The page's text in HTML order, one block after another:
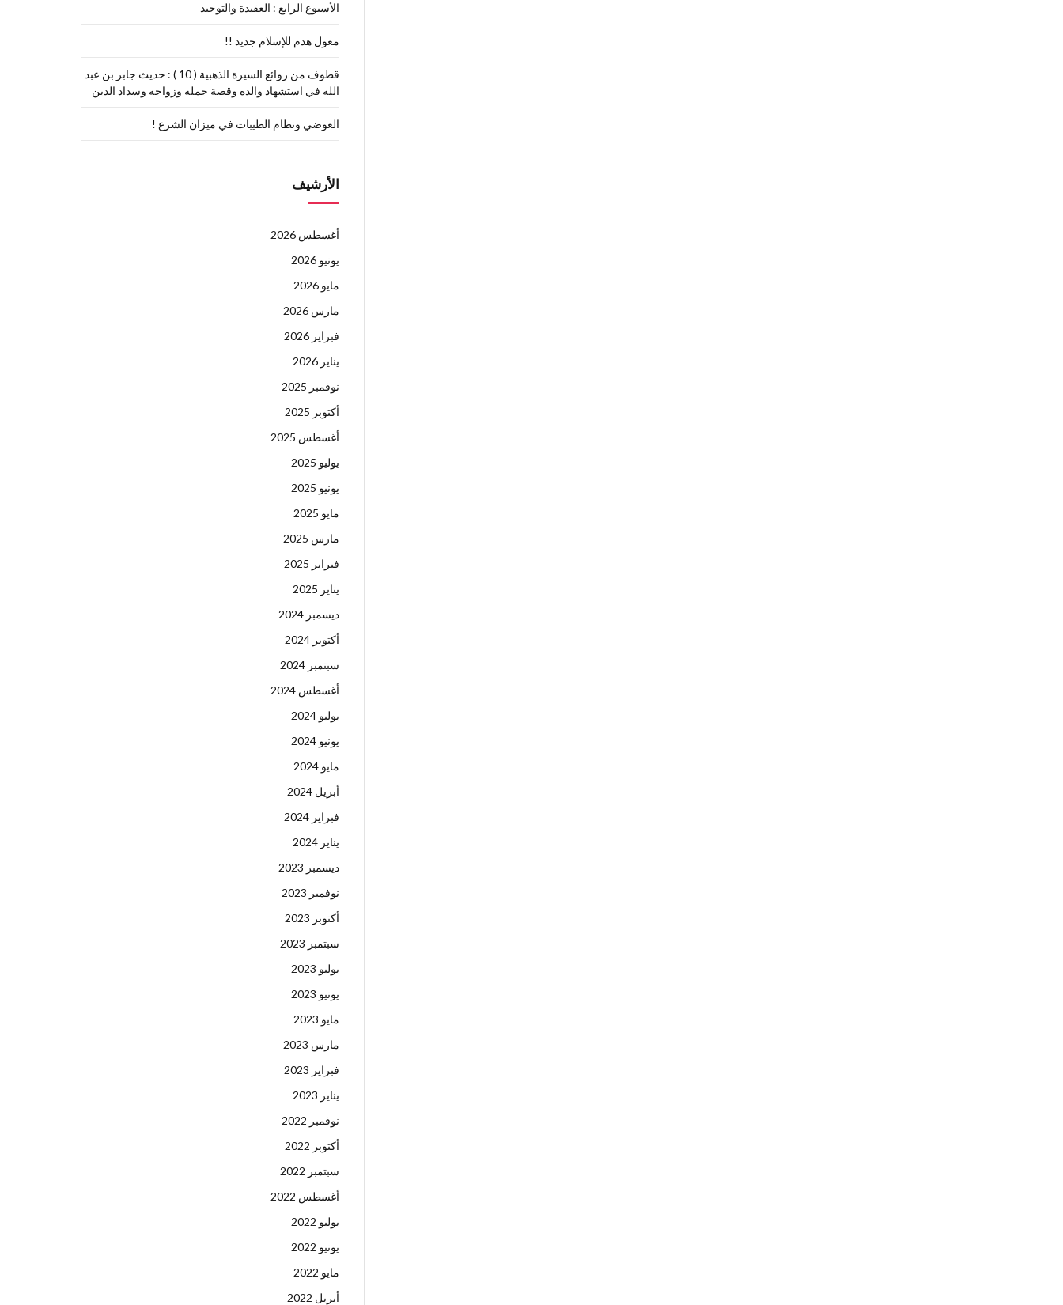
الأسبوع الرابع : العقيدة والتوحيد
معول هدم للإسلام جديد !!
قطوف من روائع السيرة الذهبية ( 10 ) : حديث جابر بن عبد
الله في استشهاد والده وقصة جمله وزواجه وسداد الدين
العوضي ونظام الطيبات في ميزان الشرع !
الأرشيف
أغسطس 2026
يونيو 2026
مايو 2026
مارس 2026
فبراير 2026
يناير 2026
نوفمبر 2025
أكتوبر 2025
أغسطس 2025
يوليو 2025
يونيو 2025
مايو 2025
مارس 2025
فبراير 2025
يناير 2025
ديسمبر 2024
أكتوبر 2024
سبتمبر 2024
أغسطس 2024
يوليو 2024
يونيو 2024
مايو 2024
أبريل 2024
فبراير 2024
يناير 2024
ديسمبر 2023
نوفمبر 2023
أكتوبر 2023
سبتمبر 2023
يوليو 2023
يونيو 2023
مايو 2023
مارس 2023
فبراير 2023
يناير 2023
نوفمبر 2022
أكتوبر 2022
سبتمبر 2022
أغسطس 2022
يوليو 2022
يونيو 2022
مايو 2022
أبريل 2022